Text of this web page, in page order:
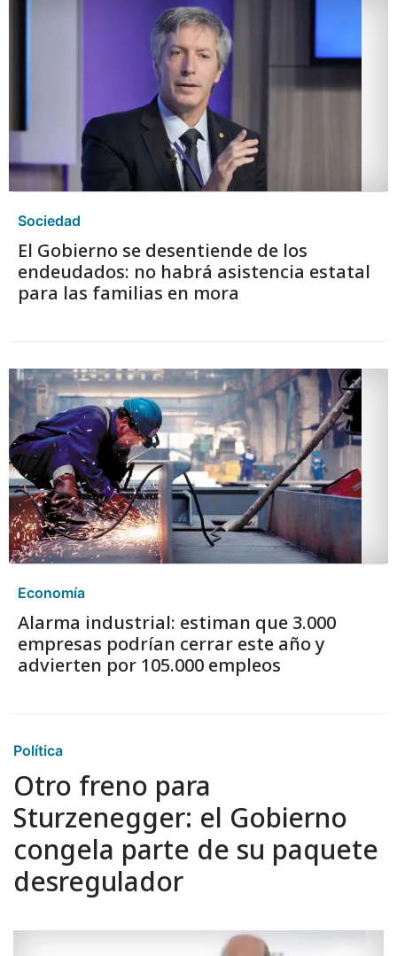
Sociedad
El Gobierno se desentiende de los
endeudados: no habrá asistencia estatal
para las familias en mora
Economía
Alarma industrial: estiman que 3.000
empresas podrían cerrar este año y
advierten por 105.000 empleos
Política
Otro freno para
Sturzenegger: el Gobierno
congela parte de su paquete
desregulador